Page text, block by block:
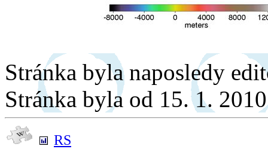
Stránka byla naposledy
Stránka byla od 15. 1.
RS